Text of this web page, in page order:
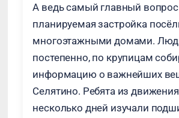
А ведь самый главный вопрос
планируемая застройка
многоэтажными домами.
постепенно, по крупицам
информацию о важнейших
Селятино. Ребята из
несколько дней изучали